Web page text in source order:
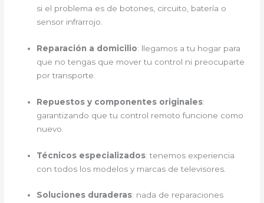
si el problema es de botones, circuito, batería o
sensor infrarrojo.
Reparación a domicilio: llegamos a tu hogar para
que no tengas que mover tu control ni preocuparte
por transporte.
Repuestos y componentes originales:
garantizando que tu control remoto funcione como
nuevo.
Técnicos especializados: tenemos experiencia
con todos los modelos y marcas de televisores.
Soluciones duraderas: nada de reparaciones